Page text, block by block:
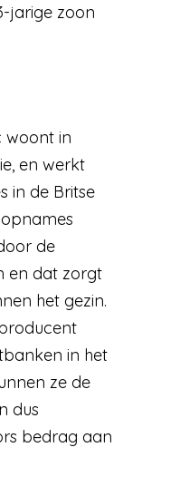
jarige zoon
woont in
en werkt
in de Britse
de
en dat zorgt
het gezin.
in het
ze de
dus
bedrag aan